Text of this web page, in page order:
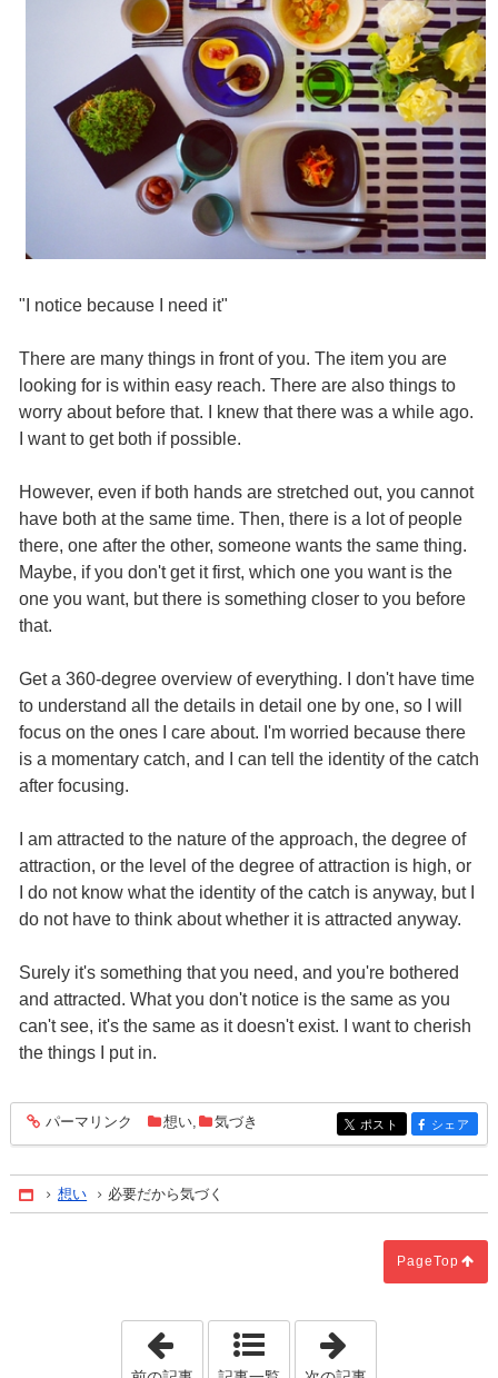
"I notice because I need it"
There are many things in front of you. The item you are
looking for is within easy reach. There are also things to
worry about before that. I knew that there was a while ago.
I want to get both if possible.
However, even if both hands are stretched out, you cannot
have both at the same time. Then, there is a lot of people
there, one after the other, someone wants the same thing.
Maybe, if you don't get it first, which one you want is the
one you want, but there is something closer to you before
that.
Get a 360-degree overview of everything. I don't have time
to understand all the details in detail one by one, so I will
focus on the ones I care about. I'm worried because there
is a momentary catch, and I can tell the identity of the catch
after focusing.
I am attracted to the nature of the approach, the degree of
attraction, or the level of the degree of attraction is high, or
I do not know what the identity of the catch is anyway, but I
do not have to think about whether it is attracted anyway.
Surely it's something that you need, and you're bothered
and attracted. What you don't notice is the same as you
can't see, it's the same as it doesn't exist. I want to cherish
the things I put in.
entry1281
パーマリンク 想い, 気づき entry1281
ポスト entry1281
シェア
Home
想い 必要だから気づく
PageTop
「矛盾が成り立つ精度」